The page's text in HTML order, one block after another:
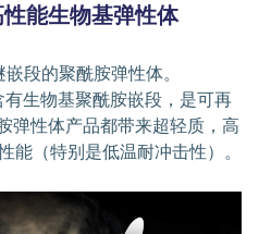
能生物基弹性体
段的聚酰胺弹性体。
有生物基聚酰胺嵌段，是可再
弹性体产品都带来超轻质，高
能（特别是低温耐冲击性）。